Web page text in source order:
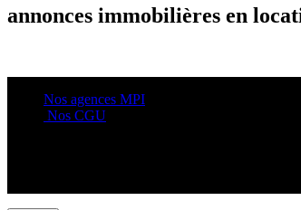
annonces immobilières en
Nos agences MPI
Nos CGU